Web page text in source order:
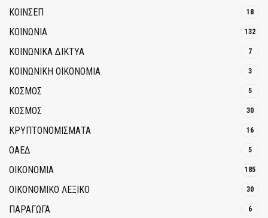
ΚΟΙΝΣΕΠ 18
ΚΟΙΝΩΝΙΑ 132
ΚΟΙΝΩΝΙΚΆ ΔΊΚΤΥΑ 7
ΚΟΙΝΩΝΙΚΉ ΟΙΚΟΝΟΜΊΑ 3
ΚΟΣΜΟΣ 5
ΚΟΣΜΟΣ 30
ΚΡΥΠΤΟΝΟΜΊΣΜΑΤΑ 16
ΟΑΕΔ 5
ΟΙΚΟΝΟΜΙΑ 185
ΟΙΚΟΝΟΜΙΚΟ ΛΕΞΙΚΟ 30
ΠΑΡΑΓΩΓΑ 6